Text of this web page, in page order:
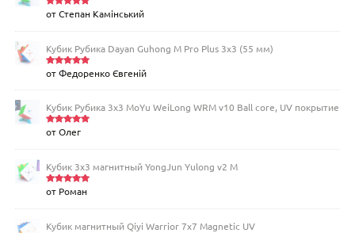
Оценка5
от Степан Камінський
Кубик Рубика Dayan Guhong M Pro Plus 3х3 (55 мм)
Оценка5
от Федоренко Євгеній
Кубик Рубика 3х3 MoYu WeiLong WRM v10 Ball core, UV покрытие
Оценка
от Олег
Кубик 3х3 магнитный YongJun Yulong v2 M
Оценка5
от Роман
Кубик магнитный Qiyi Warrior 7x7 Magnetic UV